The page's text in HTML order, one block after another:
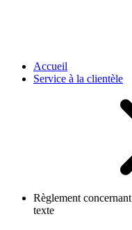
Accueil
Service à la clientèle
Règlement
texte